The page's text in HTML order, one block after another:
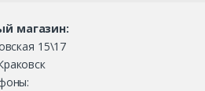
магазин:
15\17